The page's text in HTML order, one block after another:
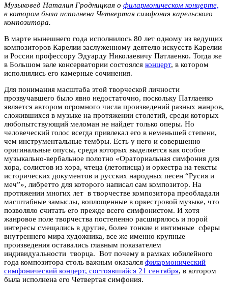
Музыковед Наталия Гродницкая о филармоническом концерте,
в котором была исполнена Четвертая симфония карельского
композитора.
В марте нынешнего года исполнилось 80 лет одному из ведущих
композиторов Карелии заслуженному деятелю искусств Карелии
и России профессору Эдуарду Николаевичу Патлаенко. Тогда же
в Большом зале консерватории состоялся концерт, в котором
исполнялись его камерные сочинения.
Для понимания масштаба этой творческой личности
прозвучавшего было явно недостаточно, поскольку Патлаенко
является автором огромного числа произведений разных жанров,
сложившихся в музыке на протяжении столетий, среди которых
любопытствующий меломан не найдет только оперы. Но
человеческий голос всегда привлекал его в неменьшей степени,
чем инструментальные тембры. Есть у него и совершенно
оригинальные опусы, среди которых выделяется как особое
музыкально-вербальное полотно «Ораториальная симфония для
хора, солистов из хора, чтеца (летописца) и оркестра на тексты
исторических документов и русских народных песен “Русия и
меч”», либретто для которого написал сам композитор. На
протяжении многих лет в творчестве композитора преобладали
масштабные замыслы, воплощенные в оркестровой музыке, что
позволяло считать его прежде всего симфонистом. И хотя
жанровое поле творчества постепенно расширялось и порой
интересы смещались в другие, более тонкие и интимные сферы
внутреннего мира художника, все же именно крупные
произведения оставались главным показателем
индивидуальности творца. Вот почему в рамках юбилейного
года композитора столь важным оказался филармонический
симфонический концерт, состоявшийся 21 сентября, в котором
была исполнена его Четвертая симфония.